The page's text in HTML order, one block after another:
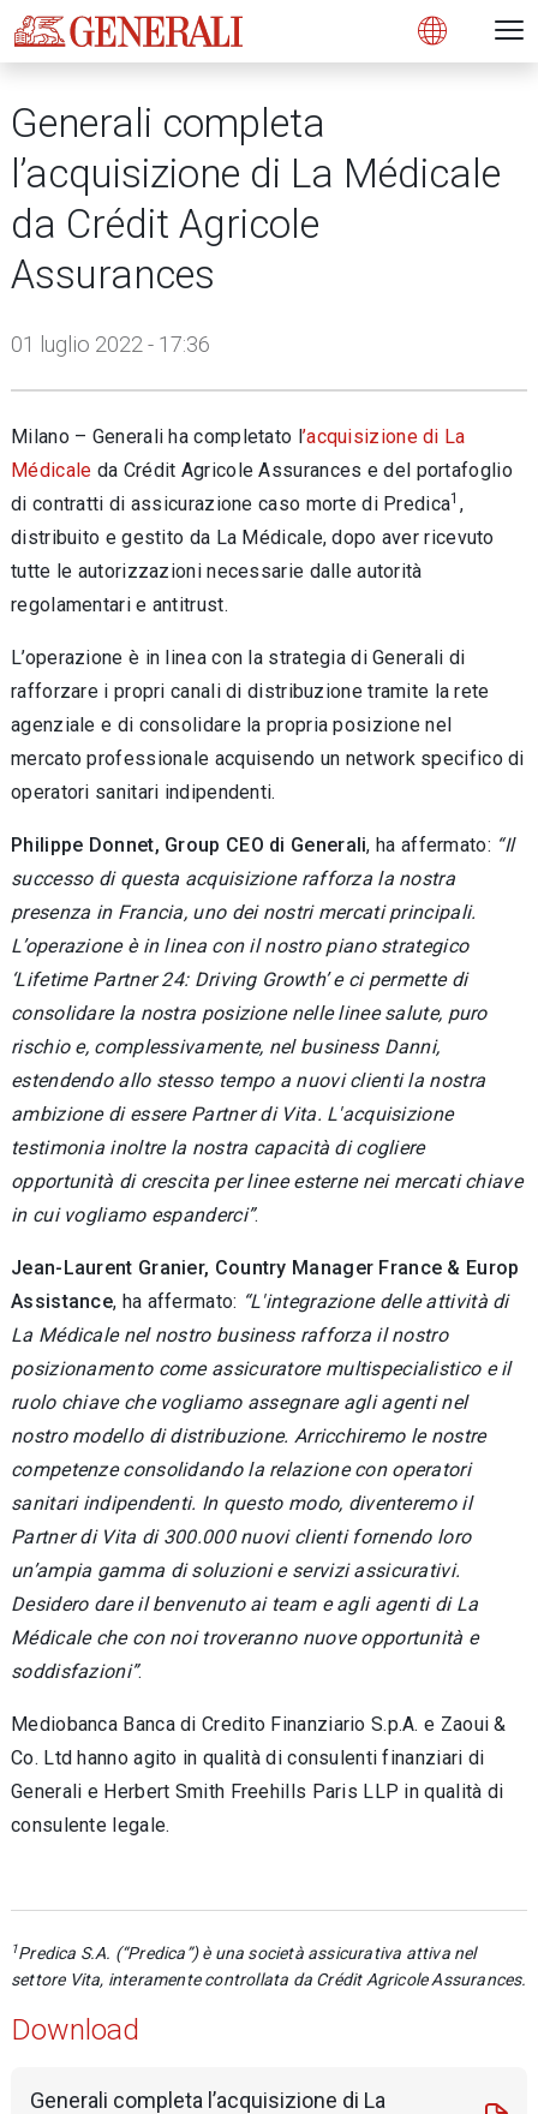
Open
Generali completa
l’acquisizione di La Médicale
da Crédit Agricole
Assurances
01 luglio 2022 - 17:36
Milano – Generali ha completato l’acquisizione di La
Médicale da Crédit Agricole Assurances e del portafoglio
di contratti di assicurazione caso morte di Predica1 ,
distribuito e gestito da La Médicale, dopo aver ricevuto
tutte le autorizzazioni necessarie dalle autorità
regolamentari e antitrust.
L’operazione è in linea con la strategia di Generali di
rafforzare i propri canali di distribuzione tramite la rete
agenziale e di consolidare la propria posizione nel
mercato professionale acquisendo un network specifico di
operatori sanitari indipendenti.
Philippe Donnet, Group CEO di Generali, ha affermato: “Il
successo di questa acquisizione rafforza la nostra
presenza in Francia, uno dei nostri mercati principali.
L’operazione è in linea con il nostro piano strategico
‘Lifetime Partner 24: Driving Growth’ e ci permette di
consolidare la nostra posizione nelle linee salute, puro
rischio e, complessivamente, nel business Danni,
estendendo allo stesso tempo a nuovi clienti la nostra
ambizione di essere Partner di Vita. L'acquisizione
testimonia inoltre la nostra capacità di cogliere
opportunità di crescita per linee esterne nei mercati chiave
in cui vogliamo espanderci”.
Jean-Laurent Granier, Country Manager France & Europ
Assistance, ha affermato: “L'integrazione delle attività di
La Médicale nel nostro business rafforza il nostro
posizionamento come assicuratore multispecialistico e il
ruolo chiave che vogliamo assegnare agli agenti nel
nostro modello di distribuzione. Arricchiremo le nostre
competenze consolidando la relazione con operatori
sanitari indipendenti. In questo modo, diventeremo il
Partner di Vita di 300.000 nuovi clienti fornendo loro
un’ampia gamma di soluzioni e servizi assicurativi.
Desidero dare il benvenuto ai team e agli agenti di La
Médicale che con noi troveranno nuove opportunità e
soddisfazioni”.
Mediobanca Banca di Credito Finanziario S.p.A. e Zaoui &
Co. Ltd hanno agito in qualità di consulenti finanziari di
Generali e Herbert Smith Freehills Paris LLP in qualità di
consulente legale.
1Predica S.A. (“Predica”) è una società assicurativa attiva nel
settore Vita, interamente controllata da Crédit Agricole Assurances.
Download
Generali completa l’acquisizione di La